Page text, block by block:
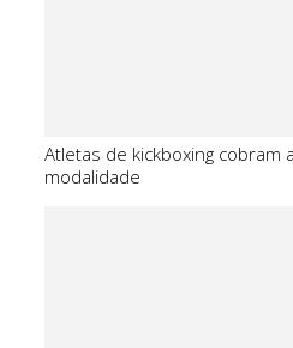
Atletas de kickboxing cobram
modalidade